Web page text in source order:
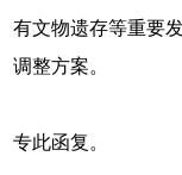
有文物遗存等重要
调整方案。
专此函复。